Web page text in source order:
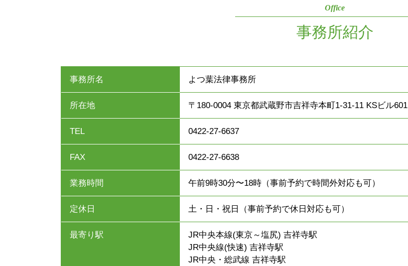
Office
事務所紹介
事務所名 よつ葉法律事務所
所在地 〒180-0004 東京都武蔵野市吉祥寺本町1-31-11 KSビル601
TEL 0422-27-6637
FAX 0422-27-6638
業務時間 午前9時30分〜18時（事前予約で時間外対応も可）
定休日 土・日・祝日（事前予約で休日対応も可）
最寄り駅
JR中央本線(東京～塩尻) 吉祥寺駅
JR中央線(快速) 吉祥寺駅
JR中央・総武線 吉祥寺駅